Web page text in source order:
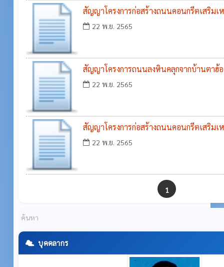
สัญญาโครงการก่อสร้างถนนคอนกรีตเสริม
วิมานรัมย์ ไปทางบ้าน นายเสริม พะวรรัม
22 พ.ย. 2565
สัญญาโครงการถนนลงหินคลุกจากบ้านตา
ทางโรงเรียนบ้านห้วยสำราญ ตำบลห้วยสำ
22 พ.ย. 2565
สัญญาโครงการก่อสร้างถนนคอนกรีตเสริมเ
บ้านโคกสูง หมู่ที่ ๓ ไปทางโรงเรียนบ้านโค
22 พ.ย. 2565
1
บุคคลากร